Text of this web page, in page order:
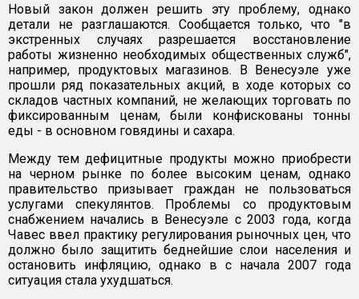
Новый закон должен решить эту проблему, однако
детали не разглашаются. Сообщается только, что "в
экстренных случаях разрешается восстановление
работы жизненно необходимых общественных служб",
например, продуктовых магазинов. В Венесуэле уже
прошли ряд показательных акций, в ходе которых со
складов частных компаний, не желающих торговать по
фиксированным ценам, были конфискованы тонны
еды - в основном говядины и сахара.
Между тем дефицитные продукты можно приобрести
на черном рынке по более высоким ценам, однако
правительство призывает граждан не пользоваться
услугами спекулянтов. Проблемы со продуктовым
снабжением начались в Венесуэле с 2003 года, когда
Чавес ввел практику регулирования рыночных цен, что
должно было защитить беднейшие слои населения и
остановить инфляцию, однако в с начала 2007 года
ситуация стала ухудшаться.